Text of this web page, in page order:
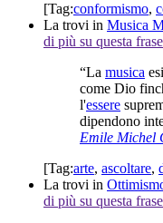
[Tag:conformismo,
La trovi in Musica
di più su questa frase
“La musica
come Dio
l'essere
dipendono
Emile Michel
[Tag:arte, ascoltare,
La trovi in
di più su questa frase